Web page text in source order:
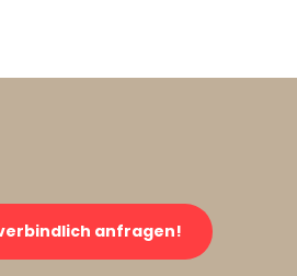
anfragen!